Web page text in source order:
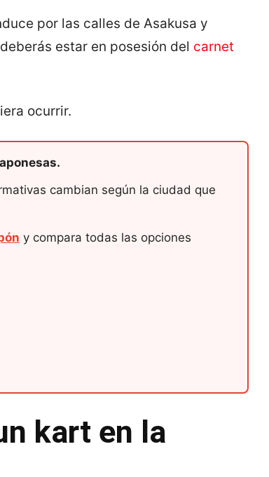
por las calles de Asakusa y
estar en posesión del carnet
ocurrir.
cambian según la ciudad que
y compara todas las opciones
kart en la